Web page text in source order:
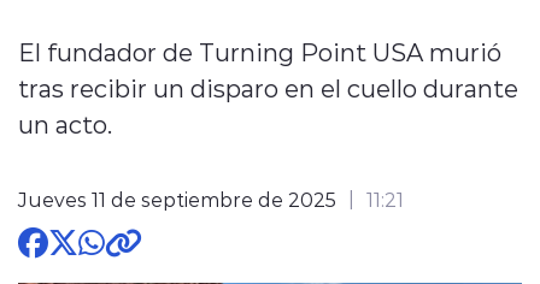
Deportes
El fundador de Turning Point USA murió
tras recibir un disparo en el cuello durante
un acto.
Jueves 11 de septiembre de 2025 11:21